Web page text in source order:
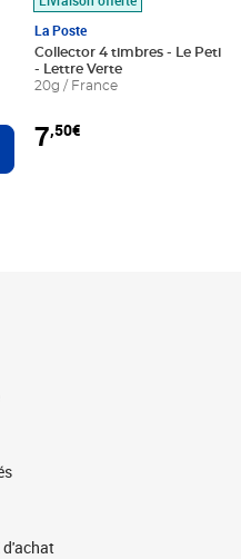
au panier
La Poste
Collector 4 timbres - Le Petit
- Lettre Verte
20g / France
7,50€
d'achat